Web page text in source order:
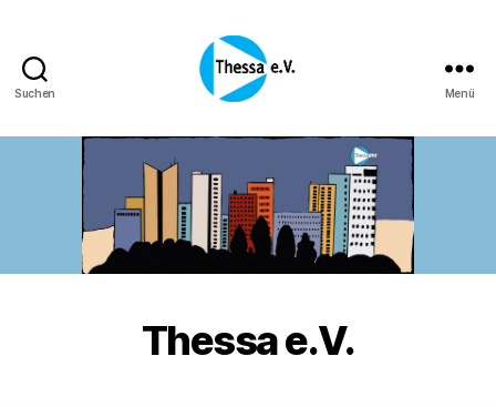
Suchen
e.
Menü
Thessa e.V.